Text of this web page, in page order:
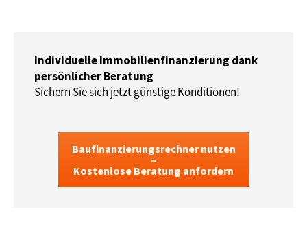
Individuelle Immobilienfinanzierung dank
persönlicher Beratung
Sichern Sie sich jetzt günstige Konditionen!
Baufinanzierungsrechner nutzen
–
Kostenlose Beratung anfordern